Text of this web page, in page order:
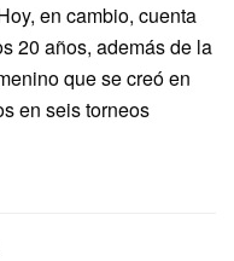
en cambio, cuenta
20 años, además de la
que se creó en
en seis torneos